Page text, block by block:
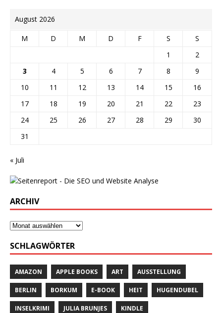
August 2026
M D M D F S
S
1
2
3
4 5 6 7 8
9
10
11 12 13 14 15
16
17
18 19 20 21 22
23
24
25 26 27 28 29
30
31
« Juli
ARCHIV
SCHLAGWÖRTER
AMAZON APPLE BOOKS ART AUSSTELLUNG
BERLIN BORKUM E-BOOK HEIT HUGENDUBEL
INSELKRIMI JULIA BRUNJES KINDLE